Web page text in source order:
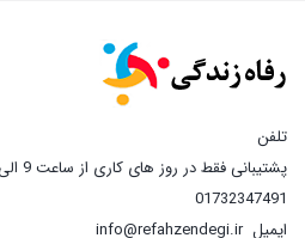
تلفن
پشتیبانی فقط در روز های کاری از ساعت 9 الی 13 و 17 الی 20، 09022442002
01732347491
ایمیلinfo@refahzendegi.ir